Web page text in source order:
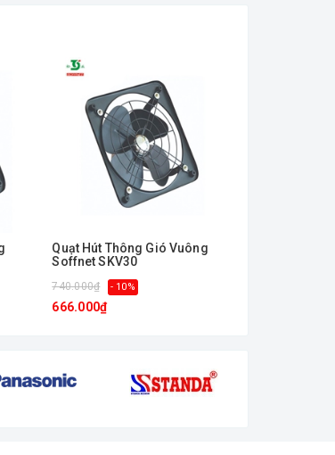
trên nền tảng công nghệ điện tử
Quạt Hút Thông Gió Vuông
Soffnet SKV30
740.000₫ - 10%
666.000₫